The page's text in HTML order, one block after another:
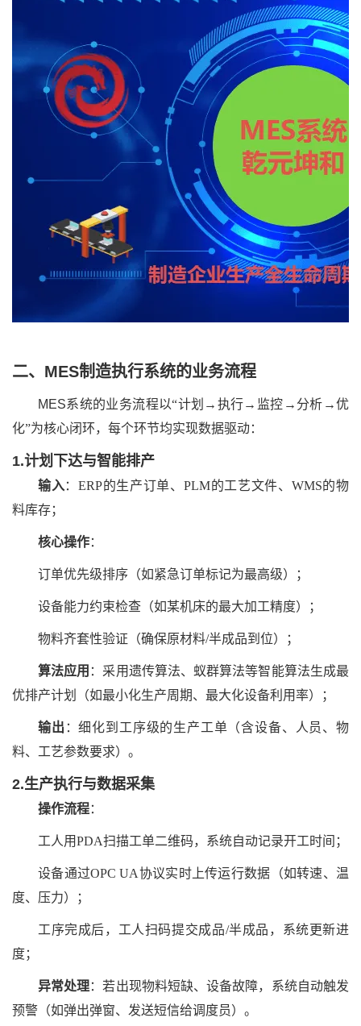
二、MES制造执行系统的业务流程
MES系统的业务流程以“计划→执行→监控→分析→优
化”为核心闭环，每个环节均实现数据驱动：
1.计划下达与智能排产
输入：ERP的生产订单、PLM的工艺文件、WMS的物
料库存；
核心操作：
订单优先级排序（如紧急订单标记为最高级）；
设备能力约束检查（如某机床的最大加工精度）；
物料齐套性验证（确保原材料/半成品到位）；
算法应用 ：采用遗传算法、蚁群算法等智能算法生成最
优排产计划（如最小化生产周期、最大化设备利用率）；
输出 ：细化到工序级的生产工单（含设备、人员、物
料、工艺参数要求）。
2.生产执行与数据采集
操作流程：
工人用PDA扫描工单二维码，系统自动记录开工时间；
设备通过OPC UA协议实时上传运行数据（如转速、温
度、压力）；
工序完成后，工人扫码提交成品/半成品，系统更新进
度；
异常处理：若出现物料短缺、设备故障，系统自动触发
预警（如弹出弹窗、发送短信给调度员）。